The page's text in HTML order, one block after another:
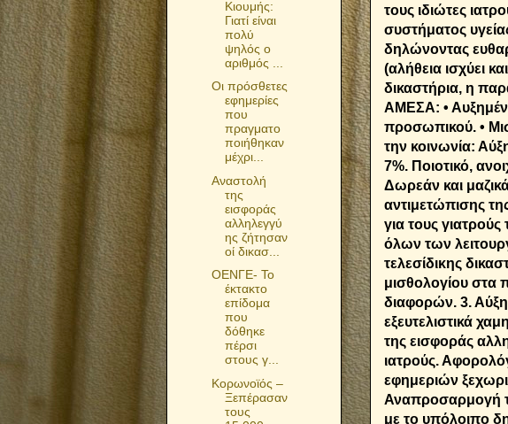
τους ιδιώτες
συστήματος
δηλώνοντας
(αλήθεια ισχύει
δικαστήρια, η
ΑΜΕΣΑ: •
προσωπικού. •
την κοινωνία:
7%. Ποιοτικό,
Δωρεάν και
αντιμετώπισης
για τους
όλων των
τελεσίδικης
μισθολογίου στα
διαφορών. 3.
εξευτελιστικά
της εισφοράς
ιατρούς.
εφημεριών
Αναπροσαρμογή
με το υπόλοιπο
Κιουμής:
Γιατί είναι
πολύ
ψηλός ο
αριθμός ...
Οι πρόσθετες
εφημερίες
που
πραγματο
ποιήθηκαν
μέχρι...
Αναστολή
της
εισφοράς
αλληλεγγύ
ης ζήτησαν
οί δικασ...
ΟΕΝΓΕ- Το
έκτακτο
επίδομα
που
δόθηκε
πέρσι
στους γ...
Κορωνοϊός –
Ξεπέρασαν
τους